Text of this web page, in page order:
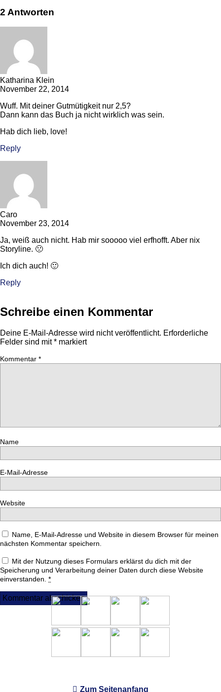
2 Antworten
Katharina Klein
November 22, 2014
Wuff. Mit deiner Gutmütigkeit nur 2,5?
Dann kann das Buch ja nicht wirklich was sein.
Hab dich lieb, love!
Reply
Caro
November 23, 2014
Ja, weiß auch nicht. Hab mir sooooo viel erfhofft. Aber nix
Storyline. 🙁
Ich dich auch! 🙂
Reply
Schreibe einen Kommentar
Deine E-Mail-Adresse wird nicht veröffentlicht. Erforderliche
Felder sind mit* markiert
Kommentar *
Name
E-Mail-Adresse
Website
Name, E-Mail-Adresse und Website in diesem Browser für meinen
nächsten Kommentar speichern.
Mit der Nutzung dieses Formulars erklärst du dich mit der
Speicherung und Verarbeitung deiner Daten durch diese Website
einverstanden. *
Zum Seitenanfang